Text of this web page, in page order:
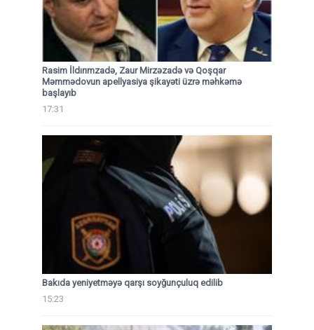
Rasim İldırımzadə, Zaur Mirzəzadə və Qoşqar
Məmmədovun apellyasiya şikayəti üzrə məhkəmə
başlayıb
17:31
Bakıda yeniyetməyə qarşı soyğunçuluq edilib
15:23